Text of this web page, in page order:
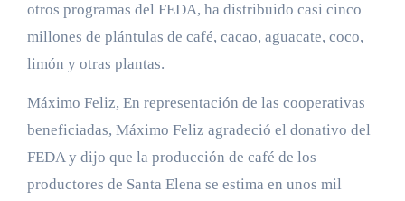
otros programas del FEDA, ha distribuido casi cinco
millones de plántulas de café, cacao, aguacate, coco,
limón y otras plantas.
Máximo Feliz, En representación de las cooperativas
beneficiadas, Máximo Feliz agradeció el donativo del
FEDA y dijo que la producción de café de los
productores de Santa Elena se estima en unos mil